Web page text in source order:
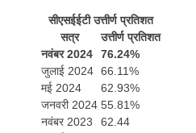
सीएसईईटी उत्तीर्ण प्रतिशत
सत्र
उत्तीर्ण प्रतिशत
नवंबर 2024
76.24%
जुलाई 2024 66.11%
मई 2024
62.93%
जनवरी 2024 55.81%
नवंबर 2023
62.44